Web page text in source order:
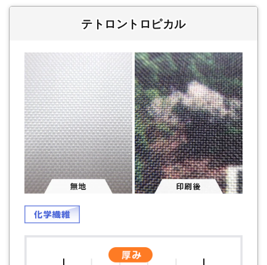
テトロントロピカル